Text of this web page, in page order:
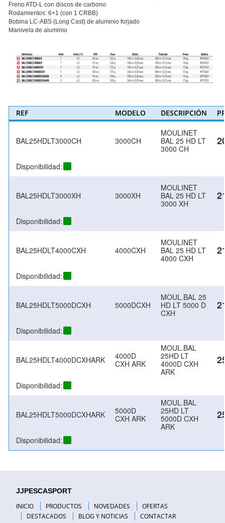
Freno ATD-L con discos de carbono
Rodamientos: 6+1 (con 1 CRBB)
Bobina LC-ABS (Long Cast) de aluminio forjado
Manivela de aluminio
REF MODELO DESCRIPCIÓN
BAL25HDLT3000CH 3000CH
MOULINET
BAL 25 HD LT
3000 CH
Disponibilidad:
BAL25HDLT3000XH 3000XH
MOULINET
BAL 25 HD LT
3000 XH
Disponibilidad:
BAL25HDLT4000CXH 4000CXH
MOULINET
BAL 25 HD LT
4000 CXH
Disponibilidad:
BAL25HDLT5000DCXH 5000DCXH
MOUL.BAL 25
HD LT 5000 D
CXH
Disponibilidad:
BAL25HDLT4000DCXHARK
4000D
CXH ARK
MOUL.BAL
25HD LT
4000D CXH
ARK
Disponibilidad:
BAL25HDLT5000DCXHARK
5000D
CXH ARK
MOUL.BAL
25HD LT
5000D CXH
ARK
Disponibilidad:
JJPESCASPORT
INICIO PRODUCTOS NOVEDADES
OFERTAS
DESTACADOS
BLOG Y NOTICIAS CONTACTAR